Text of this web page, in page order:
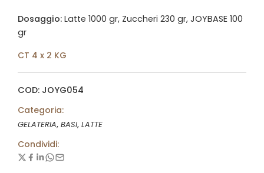
Dosaggio: Latte 1000 gr, Zuccheri 230 gr, JOYBASE 100
gr
CT 4 x 2 KG
COD: JOYG054
Categoria:
GELATERIA, BASI, LATTE
Condividi: